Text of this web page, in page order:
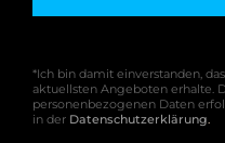
*Ich bin damit einverstanden,
aktuellsten Angeboten erhalte.
personenbezogenen Daten
in der Datenschutzerklärung.